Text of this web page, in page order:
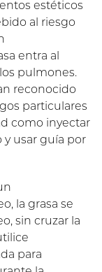
estéticos
al riesgo
entra al
pulmones.
reconocido
particulares
como inyectar
usar guía por
la grasa se
sin cruzar la
para